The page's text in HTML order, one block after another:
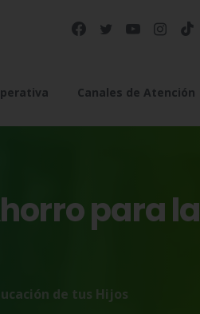
Canales de Atención
parala
de tus Hijos